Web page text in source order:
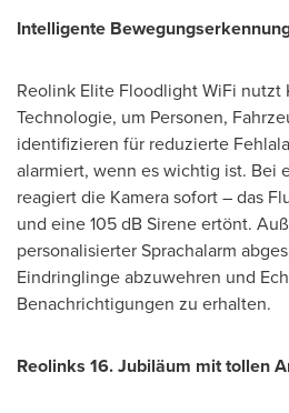
Intelligente
Reolink Elite Floodlight WiFi nutzt
Technologie, um Personen,
identifizieren für reduzierte
alarmiert, wenn es wichtig ist. Bei
reagiert die Kamera sofort – das
und eine 105 dB Sirene ertönt.
personalisierter Sprachalarm
Eindringlinge abzuwehren und
Benachrichtigungen zu erhalten.
Reolinks 16. Jubiläum mit tollen